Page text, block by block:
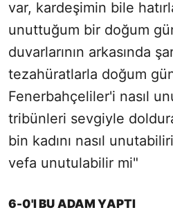
var, kardeşimin bile
unuttuğum bir doğum
duvarlarının arkasında
tezahüratlarla doğum
Fenerbahçeliler'i nasıl
tribünleri sevgiyle
bin kadını nasıl
vefa unutulabilir mi"
6-0'I BU ADAM YAPTI